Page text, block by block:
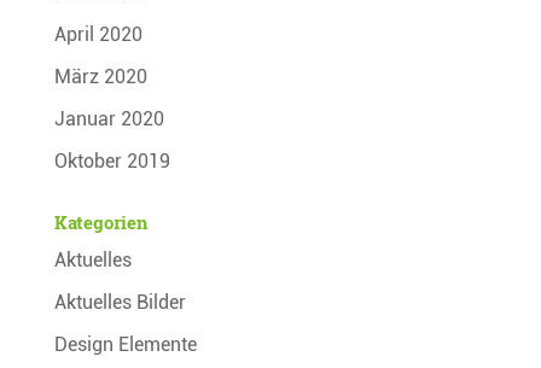
April 2020
März 2020
Januar 2020
Oktober 2019
Kategorien
Aktuelles
Aktuelles Bilder
Design Elemente